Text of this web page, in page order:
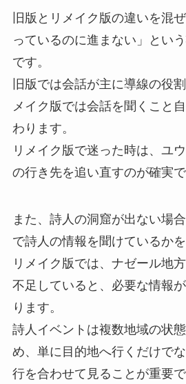
旧版とリメイク版の違いを混
っているのに進まない」とい
です。
旧版では会話が主に導線の役
メイク版では会話を聞くこと
わります。
リメイク版で迷った時は、ユ
の行き先を追い直すのが確実で
また、詩人の洞窟が出ない場
で詩人の情報を聞けているかを
リメイク版では、ナゼール地
不足していると、必要な情報
ります。
詩人イベントは複数地域の状
め、単に目的地へ行くだけで
行を合わせて見ることが重要で